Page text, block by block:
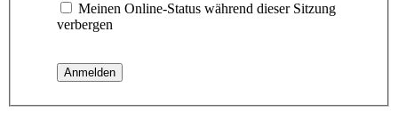
Meinen Online-Status während dieser Sitzung
verbergen